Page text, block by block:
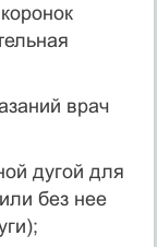
врач
дугой для
без нее